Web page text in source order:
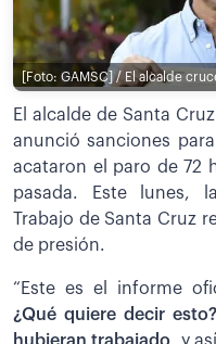
[Foto: GAMSC] / El alcalde
El alcalde de Santa
anunció sanciones
acataron el paro de 72
pasada. Este lunes,
Trabajo de Santa Cruz
de presión.
“Este es el informe
¿Qué quiere decir
hubieran trabajado, y